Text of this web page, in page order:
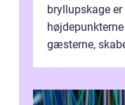
bryllupskage
gæsterne,